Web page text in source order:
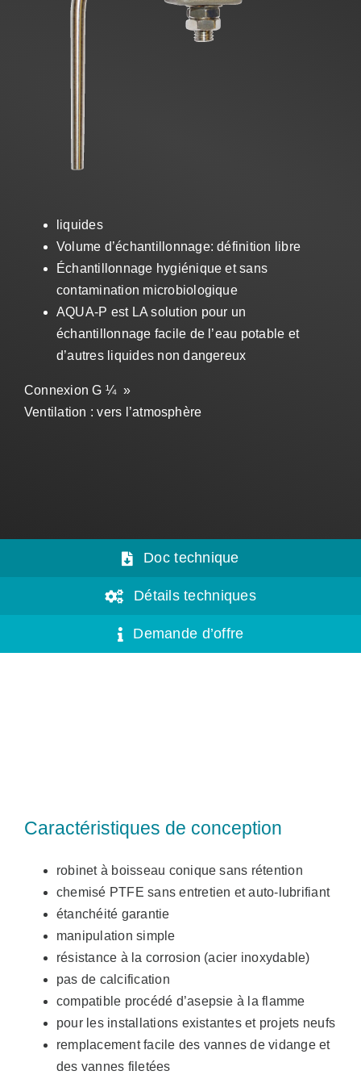
liquides
Volume d’échantillonnage: définition libre
Échantillonnage hygiénique et sans
contamination microbiologique
AQUA-P est LA solution pour un
échantillonnage facile de l’eau potable et
d’autres liquides non dangereux
Connexion G ¼ »
Ventilation : vers l’atmosphère
Doc technique
Détails techniques
Demande d’offre
Caractéristiques de conception
robinet à boisseau conique sans rétention
chemisé PTFE sans entretien et auto-lubrifiant
étanchéité garantie
manipulation simple
résistance à la corrosion (acier inoxydable)
pas de calcification
compatible procédé d’asepsie à la flamme
pour les installations existantes et projets neufs
remplacement facile des vannes de vidange et
des vannes filetées